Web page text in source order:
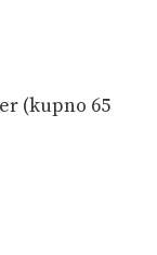
(kupno 65